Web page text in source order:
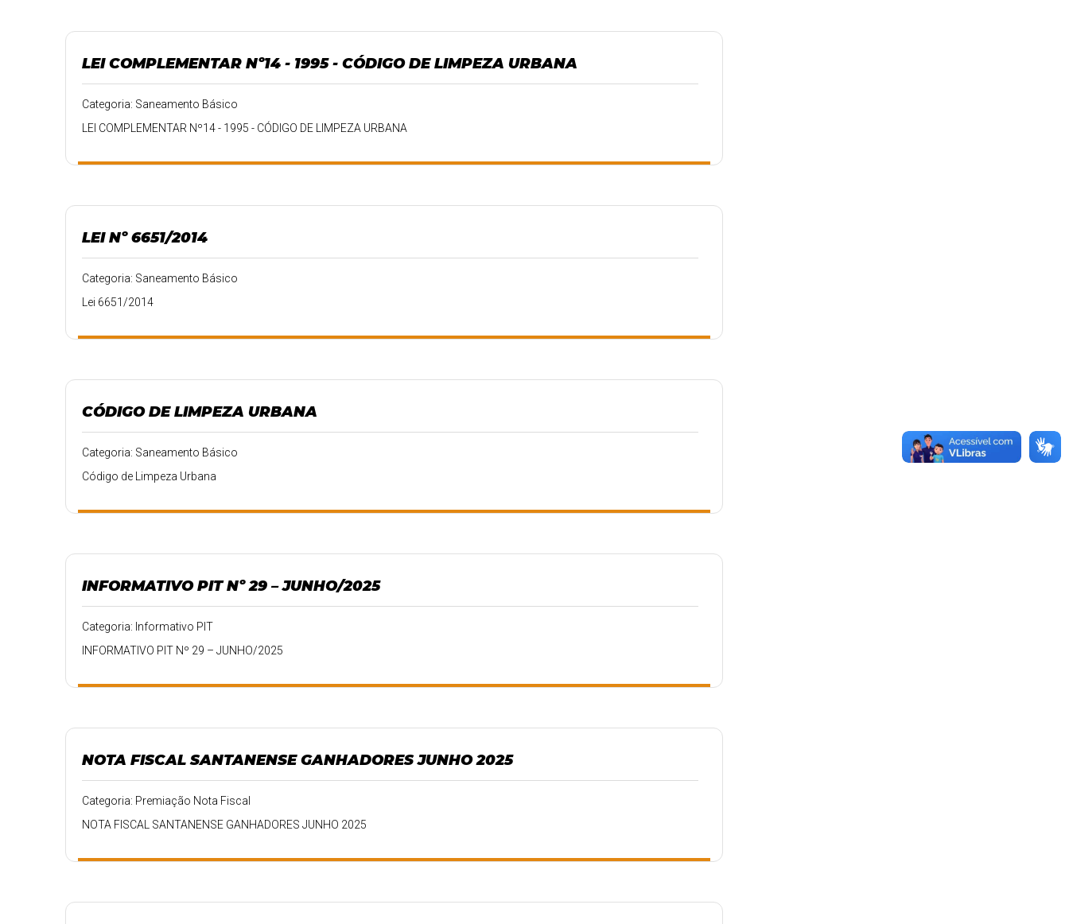
LEI COMPLEMENTAR Nº14 - 1995 - CÓDIGO DE LIMPEZA URBANA
Categoria: Saneamento Básico
LEI COMPLEMENTAR Nº14 - 1995 - CÓDIGO DE LIMPEZA URBANA
LEI Nº 6651/2014
Categoria: Saneamento Básico
Lei 6651/2014
CÓDIGO DE LIMPEZA URBANA
Categoria: Saneamento Básico
Código de Limpeza Urbana
INFORMATIVO PIT Nº 29 – JUNHO/2025
Categoria: Informativo PIT
INFORMATIVO PIT Nº 29 – JUNHO/2025
NOTA FISCAL SANTANENSE GANHADORES JUNHO 2025
Categoria: Premiação Nota Fiscal
NOTA FISCAL SANTANENSE GANHADORES JUNHO 2025